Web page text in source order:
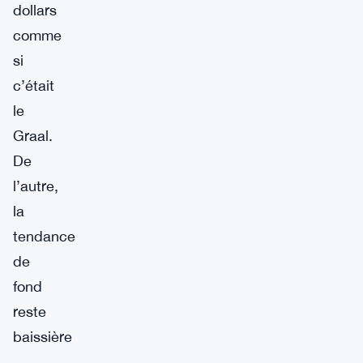
dollars
comme
si
c’était
le
Graal.
De
l’autre,
la
tendance
de
fond
reste
baissière